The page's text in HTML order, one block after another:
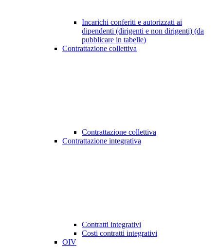
Incarichi conferiti e autorizzati ai
dipendenti (dirigenti e non dirigenti) (da
pubblicare in tabelle)
Contrattazione collettiva
Contrattazione collettiva
Contrattazione integrativa
Contratti integrativi
Costi contratti integrativi
OIV